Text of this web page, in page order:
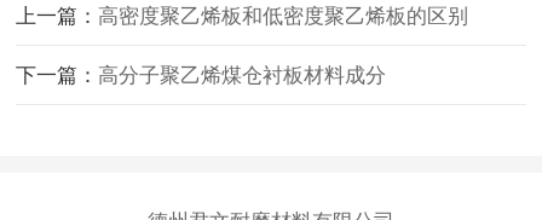
上一篇：高密度聚乙烯板和低密度聚乙烯板的区别
下一篇：高分子聚乙烯煤仓衬板材料成分